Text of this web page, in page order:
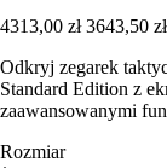
4313,00 zł 3643,50 zł
Odkryj zegarek
Standard Edition z
zaawansowanymi
Rozmiar